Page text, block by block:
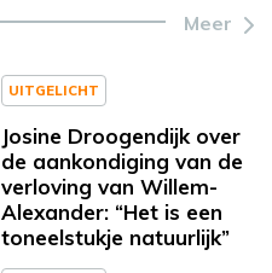
Meer
UITGELICHT
Josine Droogendijk over
de aankondiging van de
verloving van Willem-
Alexander: “Het is een
toneelstukje natuurlijk”